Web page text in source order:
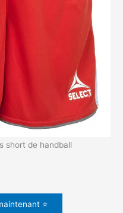
short de handball
⭐